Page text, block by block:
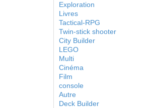
Exploration
Livres
Tactical-RPG
Twin-stick shooter
City Builder
LEGO
Multi
Cinéma
Film
console
Autre
Deck Builder